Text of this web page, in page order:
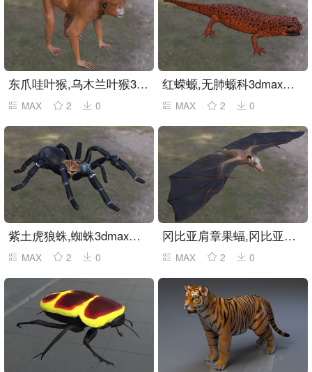
东爪哇叶猴,乌木兰叶猴3dmax模型
MAX 2 0
红蝾螈,无肺螈科3dmax模型
MAX 2 0
紫土虎狼蛛,蜘蛛3dmax模型
MAX 2 0
冈比亚肩章果蝠,冈比亚颈囊果蝠3dmax模型
MAX 2 0